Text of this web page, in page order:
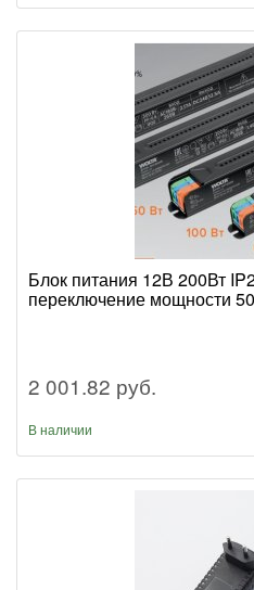
Блок питания 12В 200Вт
переключение мощности
2 001.82 руб.
В наличии